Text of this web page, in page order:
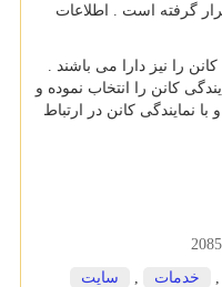
گرفته است . اطلاعات
را نیز دارا می باشند .
کانن را انتخاب نموده و
نمایندگی کانن در ارتباط
2085
خدمات سایت